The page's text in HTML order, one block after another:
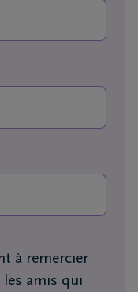
à remercier
les amis qui